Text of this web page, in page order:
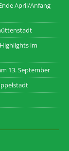
April/Anfang
im
13. September